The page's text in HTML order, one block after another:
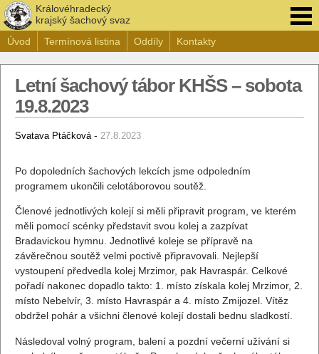
Královéhradecký
krajský šachový svaz
Úvod
Termínová listina Oddíly Kontakty
Letní šachový tábor KHŠS – sobota
19.8.2023
Svatava Ptáčková - 27.8.2023
Po dopoledních šachových lekcích jsme odpoledním
programem ukončili celotáborovou soutěž.
Členové jednotlivých kolejí si měli připravit program, ve kterém
měli pomocí scénky představit svou kolej a zazpívat
Bradavickou hymnu. Jednotlivé koleje se přípravě na
závěrečnou soutěž velmi poctivě připravovali. Nejlepší
vystoupení předvedla kolej Mrzimor, pak Havraspár. Celkové
pořadí nakonec dopadlo takto: 1. místo získala kolej Mrzimor, 2.
místo Nebelvír, 3. místo Havraspár a 4. místo Zmijozel. Vítěz
obdržel pohár a všichni členové kolejí dostali bednu sladkostí.
Následoval volný program, balení a pozdní večerní užívání si